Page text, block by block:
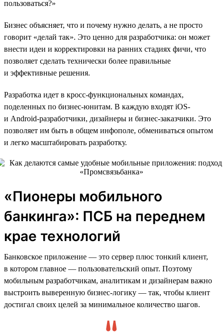
пользоваться?»
Бизнес объясняет, что и почему нужно делать, а не просто
говорит «делай так». Это ценно для разработчика: он может
внести идеи и корректировки на ранних стадиях фичи, что
позволяет сделать технически более правильные
и эффективные решения.
Разработка идет в кросс-функциональных командах,
поделенных по бизнес-юнитам. В каждую входят iOS-
и Android-разработчики, дизайнеры и бизнес-заказчики. Это
позволяет им быть в общем инфополе, обмениваться опытом
и легко масштабировать разработку.
«Пионеры мобильного
банкинга»: ПСБ на переднем
крае технологий
Банковское приложение — это сервер плюс тонкий клиент,
в котором главное — пользовательский опыт. Поэтому
мобильным разработчикам, аналитикам и дизайнерам важно
выстроить выверенную бизнес-логику — так, чтобы клиент
достигал своих целей за минимальное количество шагов.